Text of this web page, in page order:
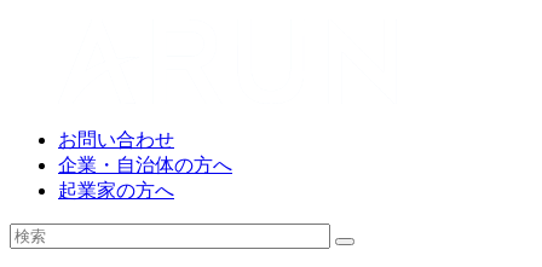
お問い合わせ
企業・自治体の方へ
起業家の方へ